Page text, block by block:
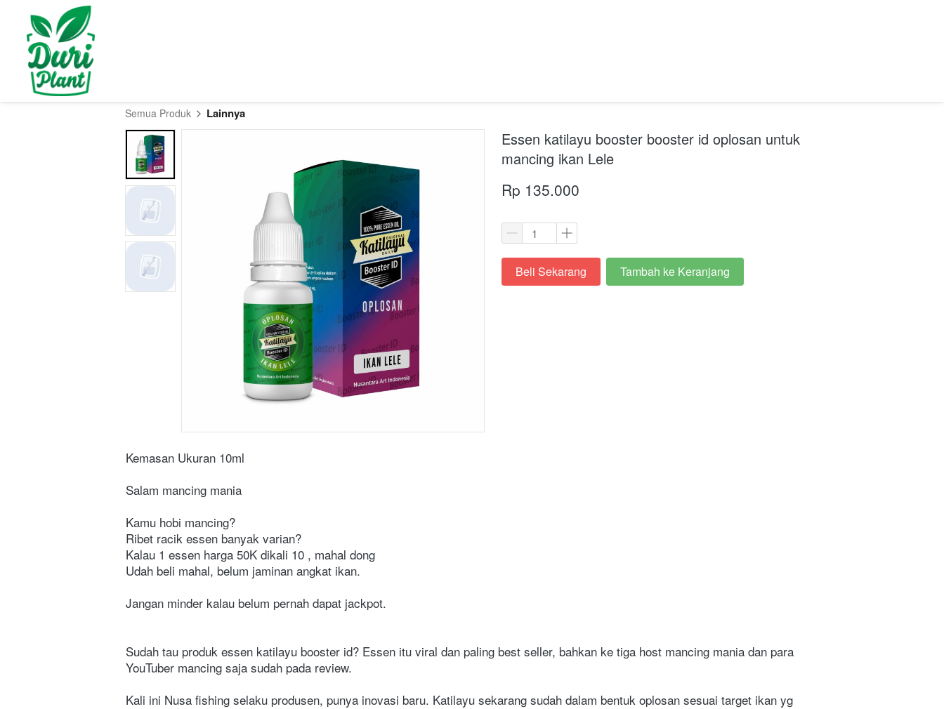
Semua Produk Lainnya
Essen katilayu booster booster id oplosan untuk
mancing ikan Lele
Rp 135.000
`Beli Sekarang `
Tambah ke Keranjang
Kemasan Ukuran 10ml
Salam mancing mania
Kamu hobi mancing?
Ribet racik essen banyak varian?
Kalau 1 essen harga 50K dikali 10 , mahal dong
Udah beli mahal, belum jaminan angkat ikan.
Jangan minder kalau belum pernah dapat jackpot.
Sudah tau produk essen katilayu booster id? Essen itu viral dan paling best seller, bahkan ke tiga host mancing mania dan para
YouTuber mancing saja sudah pada review.
Kali ini Nusa fishing selaku produsen, punya inovasi baru. Katilayu sekarang sudah dalam bentuk oplosan sesuai target ikan yg